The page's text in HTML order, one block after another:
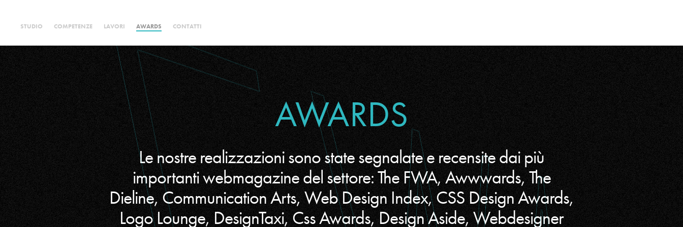
STUDIO COMPETENZE LAVORI AWARDS CONTATTI
AWARDS
Le nostre realizzazioni sono state segnalate e recensite dai più
importanti webmagazine del settore: The FWA, Awwwards, The
Dieline, Communication Arts, Web Design Index, CSS Design Awards,
Logo Lounge, DesignTaxi, Css Awards, Design Aside, Webdesigner